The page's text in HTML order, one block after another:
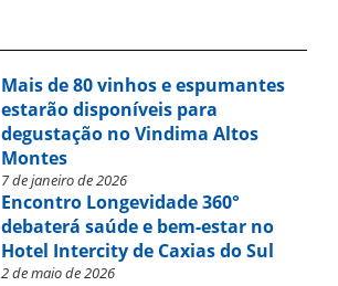
Mais de 80 vinhos e espumantes
estarão disponíveis para
degustação no Vindima Altos
Montes
7 de janeiro de 2026
Encontro Longevidade 360°
debaterá saúde e bem-estar no
Hotel Intercity de Caxias do Sul
2 de maio de 2026